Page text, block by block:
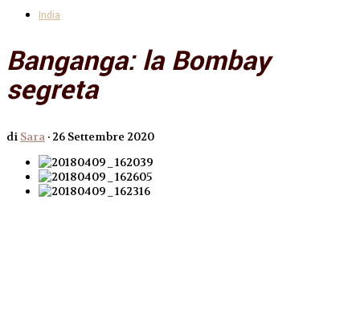
India
Banganga: la Bombay
segreta
di Sara · 26 Settembre 2020